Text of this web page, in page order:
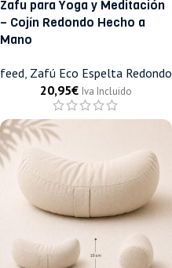
Zafu para Yoga y Meditación
– Cojín Redondo Hecho a
Mano
feed, Zafú Eco Espelta Redondo
20,95€ Iva Incluido